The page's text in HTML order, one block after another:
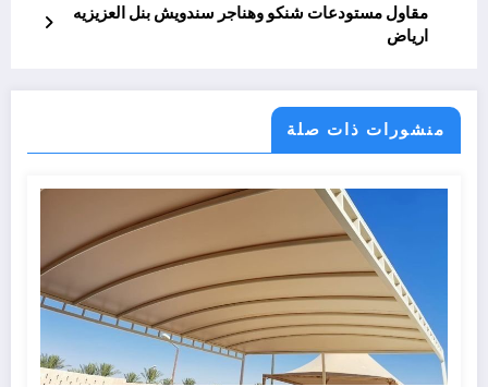
مقاول مستودعات شنكو وهناجر سندويش بنل العزيزيه
ارياض
منشورات ذات صلة